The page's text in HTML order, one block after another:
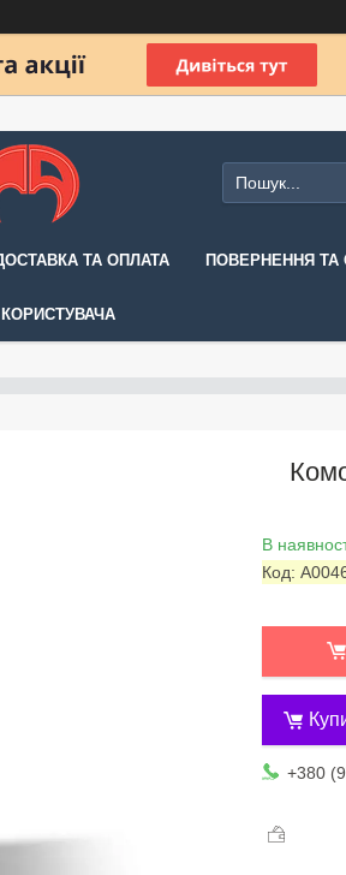
ТА ОПЛАТА ПОВЕРНЕННЯ ТА
В
Код:
+380